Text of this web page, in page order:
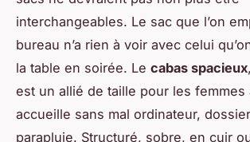
interchangeables. Le sac que l’on
bureau n’a rien à voir avec celui
la table en soirée. Le cabas spacieux
est un allié de taille pour les femmes
accueille sans mal ordinateur,
parapluie. Structuré, sobre, en cuir